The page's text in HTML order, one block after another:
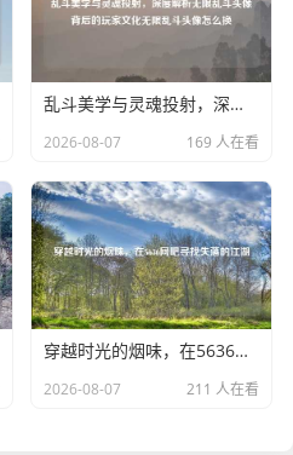
乱斗美学与灵魂投射，深度解析无限乱斗头像背后的玩家文化无限乱斗头像怎么换
2026-08-07 169 人在看
穿越时光的烟味，在5636网吧寻找失落的江湖
2026-08-07 211 人在看